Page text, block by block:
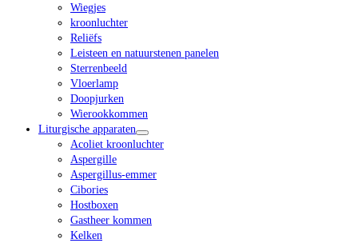
Wiegjes
kroonluchter
Reliëfs
Leisteen en natuurstenen panelen
Sterrenbeeld
Vloerlamp
Doopjurken
Wierookkommen
Liturgische apparaten
Acoliet kroonluchter
Aspergille
Aspergillus-emmer
Cibories
Hostboxen
Gastheer kommen
Kelken